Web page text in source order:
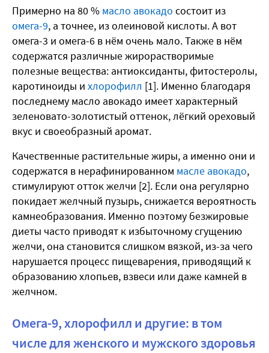
Примерно на 80 % масло авокадо состоит из
омега-9, а точнее, из олеиновой кислоты. А вот
омега-3 и омега-6 в нём очень мало. Также в нём
содержатся различные жирорастворимые
полезные вещества: антиоксиданты, фитостеролы,
каротиноиды и хлорофилл [1]. Именно благодаря
последнему масло авокадо имеет характерный
зеленовато-золотистый оттенок, лёгкий ореховый
вкус и своеобразный аромат.
Качественные растительные жиры, а именно они и
содержатся в нерафинированном масле авокадо,
стимулируют отток желчи [2]. Если она регулярно
покидает желчный пузырь, снижается вероятность
камнеобразования. Именно поэтому безжировые
диеты часто приводят к избыточному сгущению
желчи, она становится слишком вязкой, из-за чего
нарушается процесс пищеварения, приводящий к
образованию хлопьев, взвеси или даже камней в
желчном.
Омега-9, хлорофилл и другие: в том
числе для женского и мужского здоровья